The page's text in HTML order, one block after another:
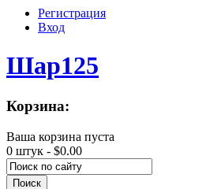
Регистрация
Вход
Шар125
Корзина:
Ваша корзина пуста
0 штук - $0.00